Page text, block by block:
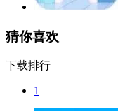
猜你喜欢
下载排行
1